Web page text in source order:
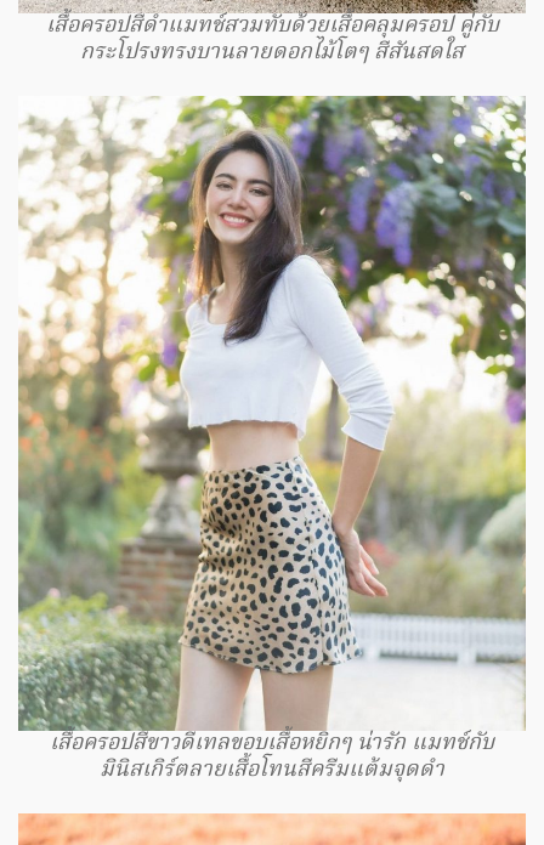
เสื้อครอปสีดำแมทช์สวมทับด้วยเสื้อคลุมครอป คู่กับ
กระโปรงทรงบานลายดอกไม้โตๆ สีสันสดใส
เสื้อครอปสีขาวดีเทลขอบเสื้อหยิกๆ น่ารัก แมทช์กับ
มินิสเกิร์ตลายเสื้อโทนสีครีมแต้มจุดดำ